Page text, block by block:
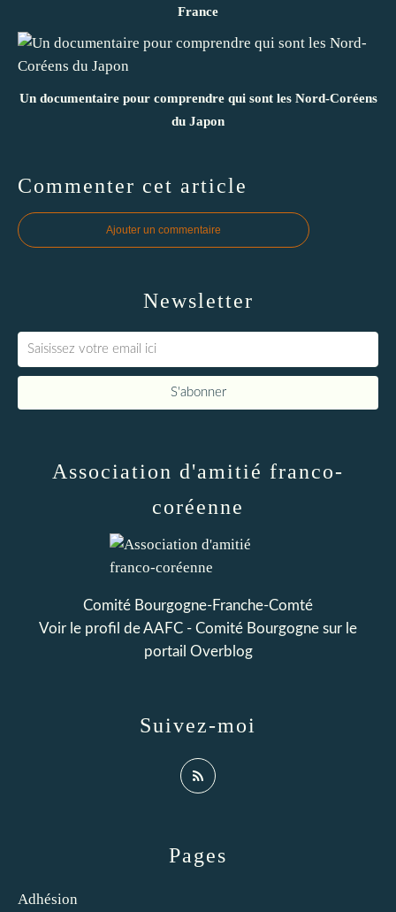
France
Un documentaire pour comprendre qui sont les Nord-Coréens
du Japon
Commenter cet article
Ajouter un commentaire
Newsletter
Pages
Adhésion
Association d'amitié franco-
coréenne
Comité Bourgogne-Franche-Comté
Voir le profil deAAFC - Comité Bourgogne sur le
portail Overblog
Suivez-moi